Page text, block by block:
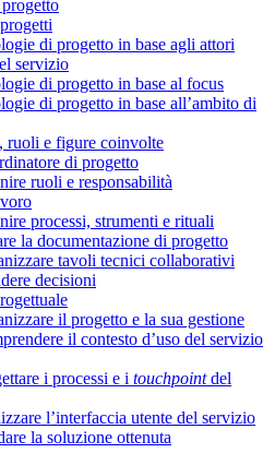
di progetto in base agli attori
servizio
di progetto in base al focus
di progetto in base all’ambito di
ruoli e figure coinvolte
di progetto
ruoli e responsabilità
processi, strumenti e rituali
la documentazione di progetto
tavoli tecnici collaborativi
decisioni
il progetto e la sua gestione
il contesto d’uso del servizio
i processi e i touchpointdel
l’interfaccia utente del servizio
la soluzione ottenuta